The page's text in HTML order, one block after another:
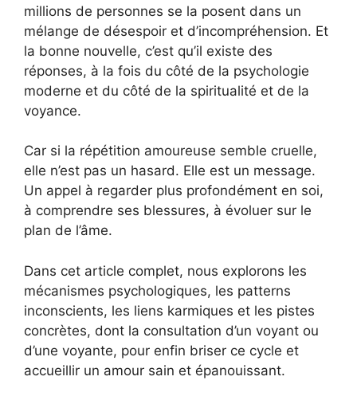
millions de personnes se la posent dans un
mélange de désespoir et d’incompréhension. Et
la bonne nouvelle, c’est qu’il existe des
réponses, à la fois du côté de la psychologie
moderne et du côté de la spiritualité et de la
voyance.
Car si la répétition amoureuse semble cruelle,
elle n’est pas un hasard. Elle est un message.
Un appel à regarder plus profondément en soi,
à comprendre ses blessures, à évoluer sur le
plan de l’âme.
Dans cet article complet, nous explorons les
mécanismes psychologiques, les patterns
inconscients, les liens karmiques et les pistes
concrètes, dont la consultation d’un voyant ou
d’une voyante, pour enfin briser ce cycle et
accueillir un amour sain et épanouissant.